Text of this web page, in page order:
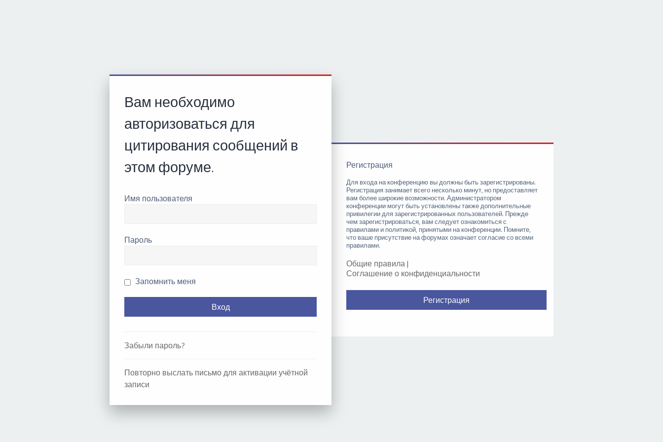
Вам необходимо
авторизоваться для
цитирования сообщений в
этом форуме.
Имя пользователя
Пароль
Запомнить меня
Забыли пароль?
Повторно выслать письмо для активации учётной
записи
Регистрация
Для входа на конференцию вы должны быть зарегистрированы.
Регистрация занимает всего несколько минут, но предоставляет
вам более широкие возможности. Администратором
конференции могут быть установлены также дополнительные
привилегии для зарегистрированных пользователей. Прежде
чем зарегистрироваться, вам следует ознакомиться с
правилами и политикой, принятыми на конференции. Помните,
что ваше присутствие на форумах означает согласие со всеми
правилами.
Общие правила|
Соглашение о конфиденциальности
Регистрация